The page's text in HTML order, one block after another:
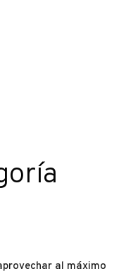
al máximo